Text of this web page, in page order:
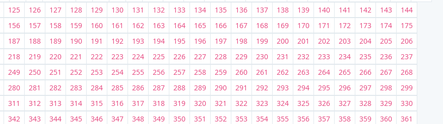
je recherche autre chose
125 126 127 128 129 130 131 132 133 134 135 136 137 138 139 140 141 142 143
144
156 157 158 159 160 161 162 163 164 165 166 167 168 169 170 171 172 173 174
175
187 188 189 190 191 192 193 194 195 196 197 198 199 200 201 202 203 204 205
206
218 219 220 221 222 223 224 225 226 227 228 229 230 231 232 233 234 235 236
237
249 250 251 252 253 254 255 256 257 258 259 260 261 262 263 264 265 266 267
268
280 281 282 283 284 285 286 287 288 289 290 291 292 293 294 295 296 297 298
299
311 312 313 314 315 316 317 318 319 320 321 322 323 324 325 326 327 328 329
330
342 343 344 345 346 347 348 349 350 351 352 353 354 355 356 357 358 359 360
361